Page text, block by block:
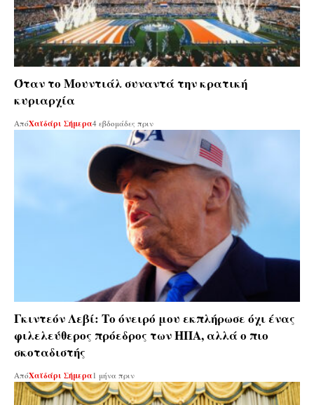
Όταν το Mουντιάλ συναντά την κρατική
κυριαρχία
ΑπόΧαϊδάρι Σήμερα4 εβδομάδες πριν
Γκιντεόν Λεβί: Το όνειρό μου εκπλήρωσε όχι ένας
φιλελεύθερος πρόεδρος των ΗΠΑ, αλλά ο πιο
σκοταδιστής
ΑπόΧαϊδάρι Σήμερα 1 μήνα πριν